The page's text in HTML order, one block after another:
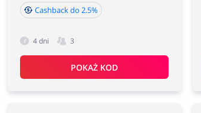
Cashback do 2.5%
4 dni 3
POKAŻ KOD